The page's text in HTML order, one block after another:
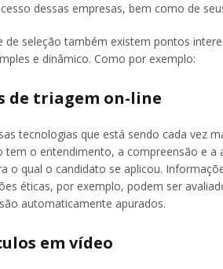
dessas empresas, bem como de
de seleção também existem pontos
e dinâmico. Como por exemplo:
de triagem on-line
tecnologias que está sendo cada vez
tem o entendimento, a compreensão e
o qual o candidato se aplicou.
éticas, por exemplo, podem ser
automaticamente apurados.
em vídeo